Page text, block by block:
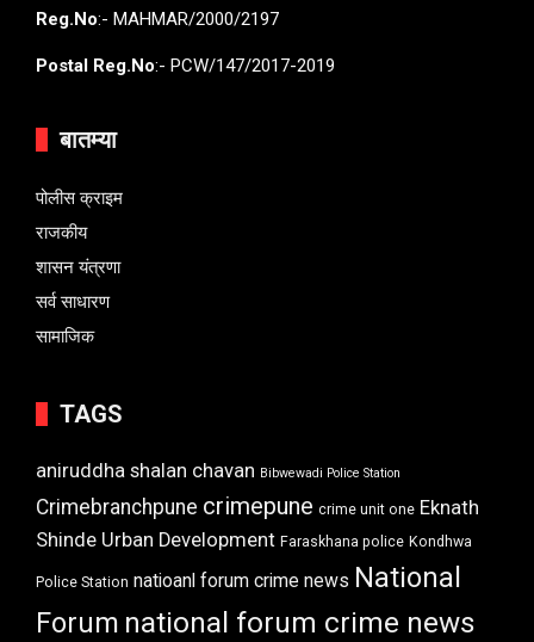
Reg.No:- MAHMAR/2000/2197
Postal Reg.No:- PCW/147/2017-2019
बातम्या
पोलीस क्राइम
राजकीय
शासन यंत्रणा
सर्व साधारण
सामाजिक
TAGS
aniruddha shalan chavan Bibwewadi Police Station
Crimebranchpune crimepune crime unit one Eknath
Shinde Urban Development Faraskhana police Kondhwa
Police Station natioanl forum crime news National
Forum national forum crime news